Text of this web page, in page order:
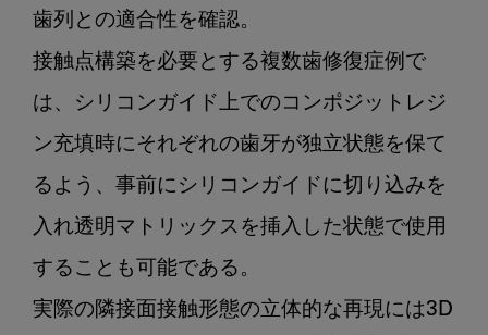
歯列との適合性を確認。
接触点構築を必要とする複数歯修復症例で
は、シリコンガイド上でのコンポジットレジ
ン充填時にそれぞれの歯牙が独立状態を保て
るよう、事前にシリコンガイドに切り込みを
入れ透明マトリックスを挿入した状態で使用
することも可能である。
実際の隣接面接触形態の立体的な再現には3D